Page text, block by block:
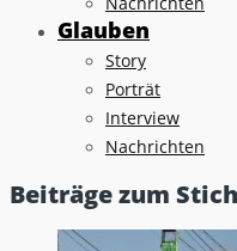
Glauben
Story
Porträt
Interview
Nachrichten
Beiträge zum